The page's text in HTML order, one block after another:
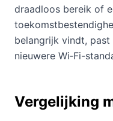
draadloos bereik of
belangrijk vindt,
nieuwere Wi‑Fi-
Vergelijking